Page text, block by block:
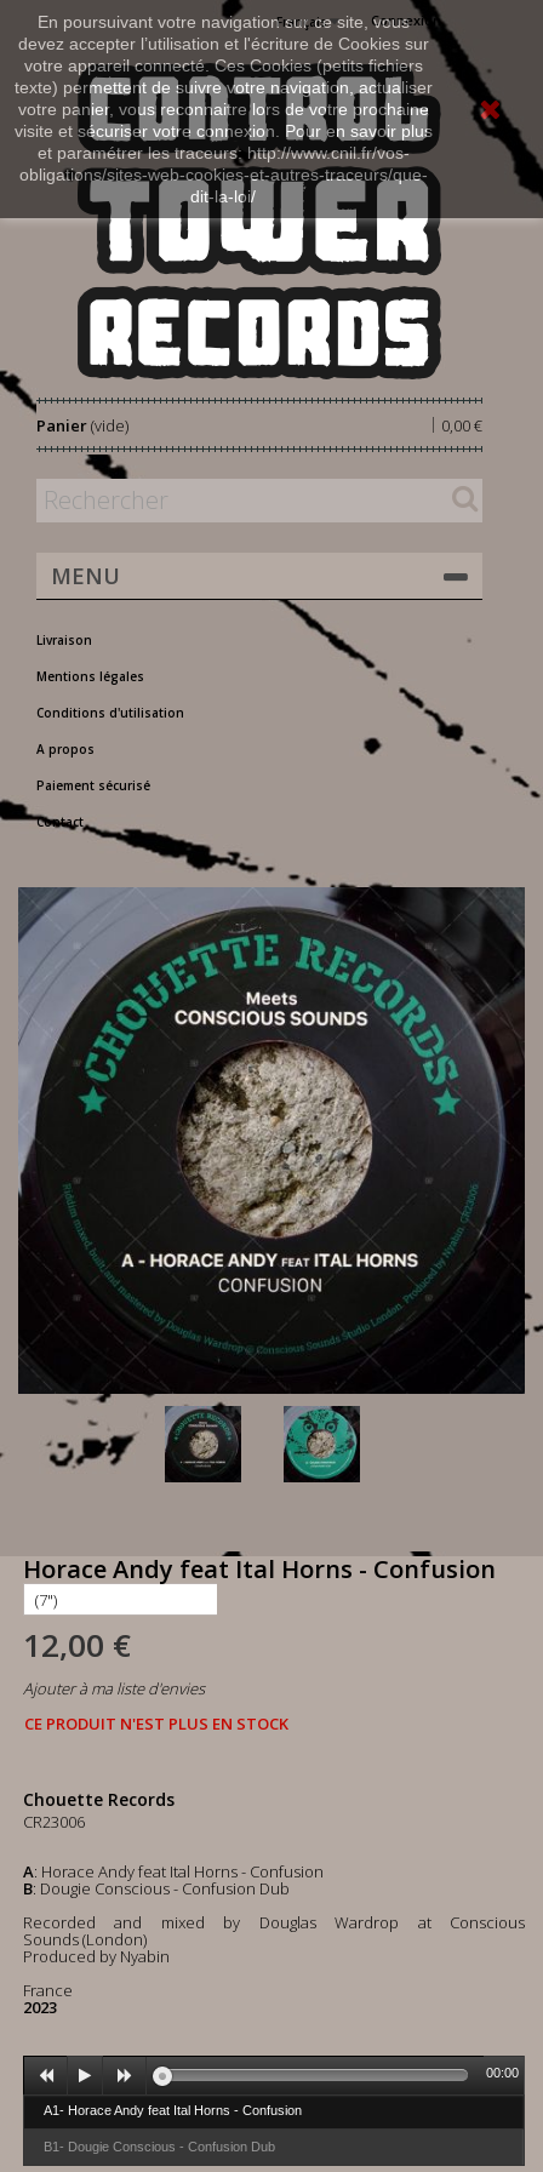
En poursuivant votre navigation sur ce site, vous
devez accepter l’utilisation et l'écriture de Cookies sur
votre appareil connecté. Ces Cookies (petits fichiers
texte) permettent de suivre votre navigation, actualiser
votre panier, vous reconnaitre lors de votre prochaine
visite et sécuriser votre connexion. Pour en savoir plus
et paramétrer les traceurs: http://www.cnil.fr/vos-
obligations/sites-web-cookies-et-autres-traceurs/que-
dit-la-loi/
Connexion
Français
Panier 0,00 €
|
(vide)
MENU
Livraison
Mentions légales
Conditions d'utilisation
A propos
Paiement sécurisé
Contact
Horace Andy feat Ital Horns - Confusion
12,00 €
Ajouter à ma liste d'envies
CE PRODUIT N'EST PLUS EN STOCK
Chouette Records
CR23006
A: Horace Andy feat Ital Horns - Confusion
B: Dougie Conscious - Confusion Dub
Recorded and mixed by Douglas Wardrop at Conscious
Sounds (London)
Produced by Nyabin
France
2023
A1- Horace Andy feat Ital Horns - Confusion
B1- Dougie Conscious - Confusion Dub
00:00